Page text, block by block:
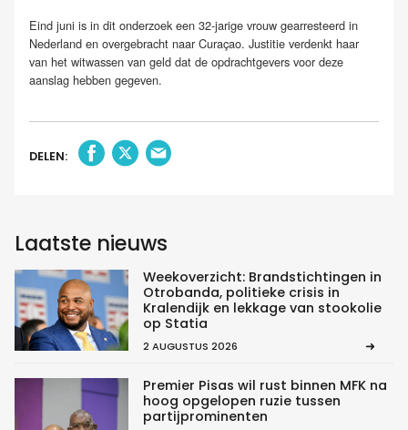
Eind juni is in dit onderzoek een 32-jarige vrouw gearresteerd in
Nederland en overgebracht naar Curaçao. Justitie verdenkt haar
van het witwassen van geld dat de opdrachtgevers voor deze
aanslag hebben gegeven.
DELEN:
Laatste nieuws
Weekoverzicht: Brandstichtingen in
Otrobanda, politieke crisis in
Kralendijk en lekkage van stookolie
op Statia
2 AUGUSTUS 2026
Premier Pisas wil rust binnen MFK na
hoog opgelopen ruzie tussen
partijprominenten